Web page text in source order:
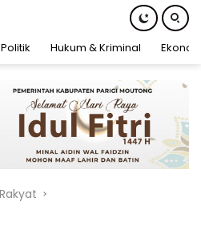
Politik Hukum & Kriminal